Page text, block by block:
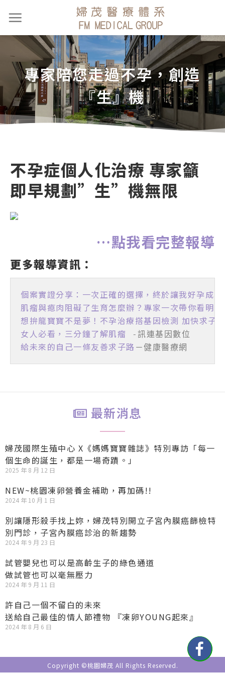
專家陪您走過不孕，創造
『生』機
不孕症個人化治療 專家籲
即早規劃”生”機無限
…點我看完整報導
更多報導資訊：
個案實證分享：一次正確的選擇，終於讓我好孕成真
肌瘤與瘜肉阻礙了生育怎麼辦？專家一次帶你看明白
想拚龍寶寶不是夢！不孕治療搭基因檢測 加快求子
女人必看，三分鐘了解肌瘤 -訊連基因數位
給未來的自己一條友善求子路 －健康醫療網
最新消息
婦茂國際生殖中心 X《媽媽寶寶雜誌》特別專訪「每一
個生命的誕生，都是一場奇蹟。」
2025 年 8 月 12 日
NEW~桃園凍卵營養金補助，再加碼!!
2024 年 10 月 1 日
別讓隱形殺手找上妳，婦茂特別開立子宮內膜癌篩檢特
別門診，子宮內膜癌診治的新趨勢
2024 年 9 月 23 日
試管嬰兒也可以是高齡生子的綠色通道
做試管也可以毫無壓力
2024 年 9 月 11 日
許自己一個不留白的未來
送給自己最佳的情人節禮物 『凍卵YOUNG起來』
2024 年 8 月 6 日
Copyright ©桃園婦茂 All Rights Reserved.